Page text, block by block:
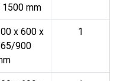
1500 mm
x 600 x
900
1